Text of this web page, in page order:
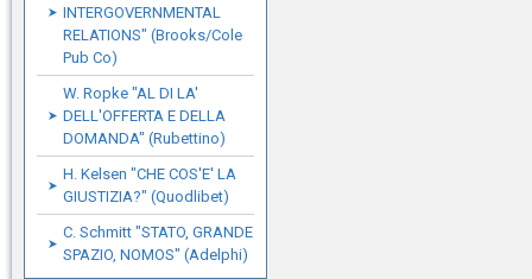
INTERGOVERNMENTAL
RELATIONS" (Brooks/Cole
Pub Co)
W. Ropke "AL DI LA'
DELL'OFFERTA E DELLA
DOMANDA" (Rubettino)
H. Kelsen "CHE COS'E' LA
GIUSTIZIA?" (Quodlibet)
C. Schmitt "STATO, GRANDE
SPAZIO, NOMOS" (Adelphi)